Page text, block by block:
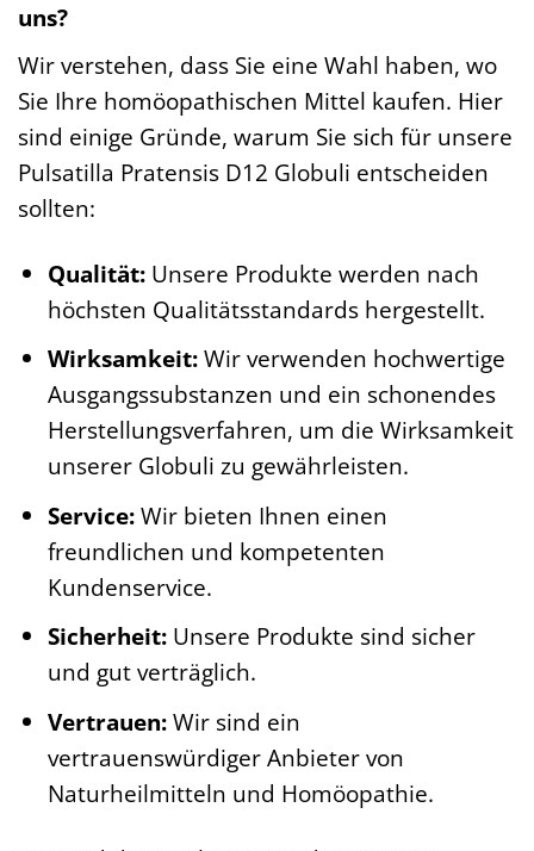
uns?
Wir verstehen, dass Sie eine Wahl haben, wo
Sie Ihre homöopathischen Mittel kaufen. Hier
sind einige Gründe, warum Sie sich für unsere
Pulsatilla Pratensis D12 Globuli entscheiden
sollten:
Qualität:Unsere Produkte werden nach
höchsten Qualitätsstandards hergestellt.
Wirksamkeit:Wir verwenden hochwertige
Ausgangssubstanzen und ein schonendes
Herstellungsverfahren, um die Wirksamkeit
unserer Globuli zu gewährleisten.
Service:Wir bieten Ihnen einen
freundlichen und kompetenten
Kundenservice.
Sicherheit:Unsere Produkte sind sicher
und gut verträglich.
Vertrauen:Wir sind ein
vertrauenswürdiger Anbieter von
Naturheilmitteln und Homöopathie.